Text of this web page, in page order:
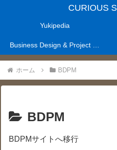
CURIOUS
Yukipedia
ホーム BDPM
BDPM
BDPMサイトへ移行